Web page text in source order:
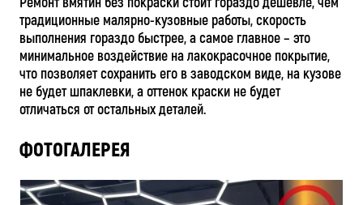
традиционные малярно-кузовные работы, скорость
выполнения гораздо быстрее, а самое главное – это
минимальное воздействие на лакокрасочное покрытие,
что позволяет сохранить его в заводском виде, на кузове
не будет шпаклевки, а оттенок краски не будет
отличаться от остальных деталей.
ФОТОГАЛЕРЕЯ